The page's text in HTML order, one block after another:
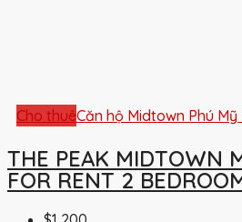
Cho thuêCăn hộ Midtown Phú Mỹ
THE PEAK MIDTOWN
FOR RENT 2